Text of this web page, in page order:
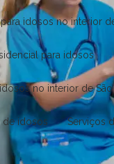
para idosos no interior
para idosos
idosos no interior de
de idosos Serviços